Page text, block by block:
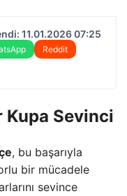
11.01.2026 07:25
Reddit
Kupa Sevinci
, bu başarıyla
bir mücadele
sevince